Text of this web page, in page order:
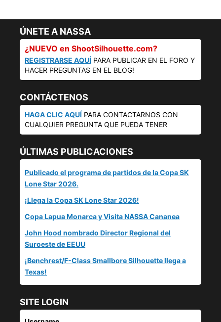
ÚNETE A NASSA
¿NUEVO en ShootSilhouette.com?
REGISTRARSE AQUÍ PARA PUBLICAR EN EL FORO Y
HACER PREGUNTAS EN EL BLOG!
CONTÁCTENOS
HAGA CLIC AQUÍ PARA CONTACTARNOS CON
CUALQUIER PREGUNTA QUE PUEDA TENER
ÚLTIMAS PUBLICACIONES
Publicado el programa de partidos de la Copa SK
Lone Star 2026.
¡Llega la Copa SK Lone Star 2026!
Copa Lapua Monarca y Visita NASSA Cananea
John Hood nombrado Director Regional del
Suroeste de EEUU
¡Benchrest/F-Class Smallbore Silhouette llega a
Texas!
SITE LOGIN